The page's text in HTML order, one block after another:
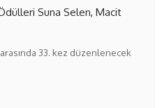
Suna Selen, Macit
33. kez düzenlenecek